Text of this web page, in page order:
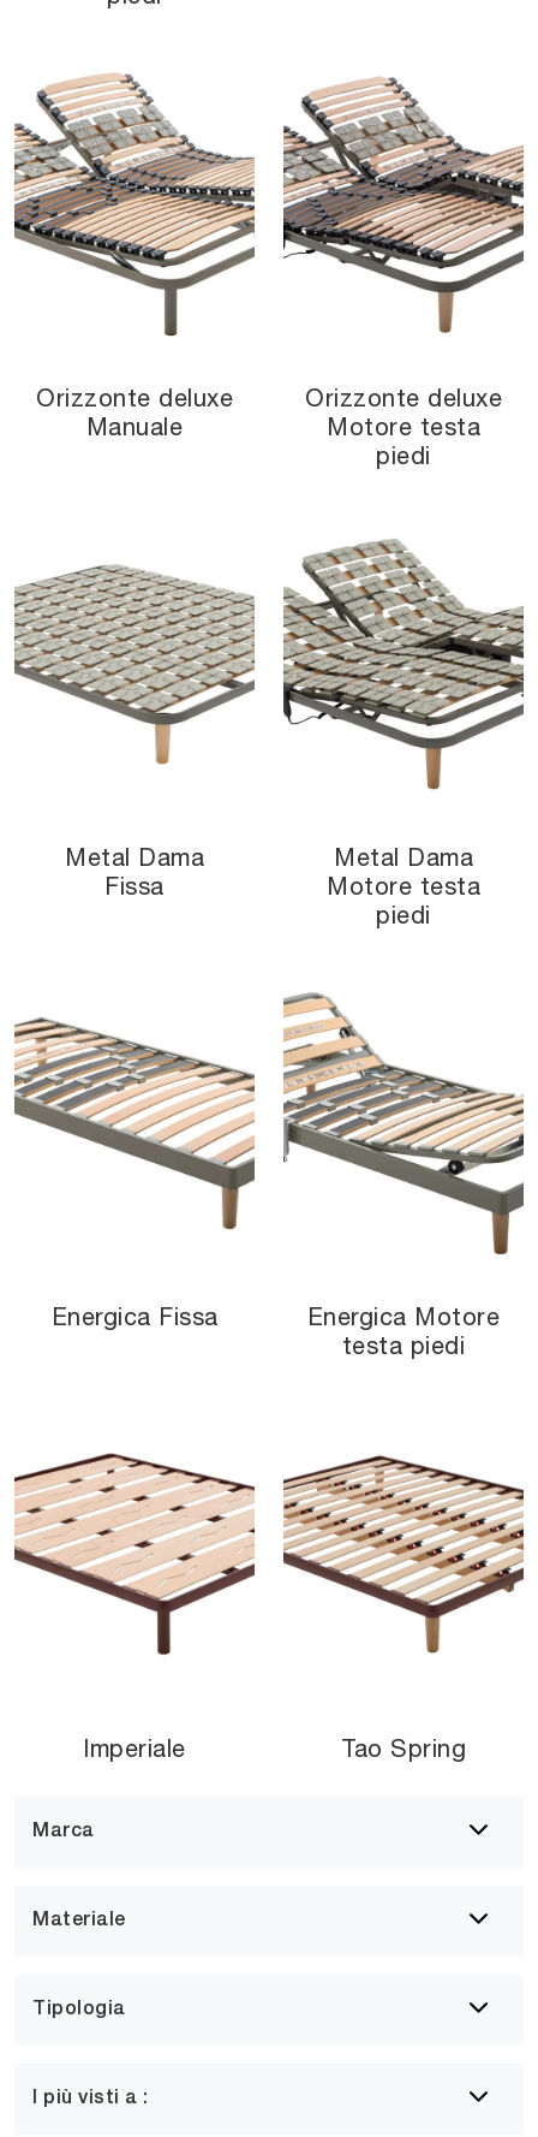
Marca
Materiale
Tipologia
I più visti a :
Orizzonte deluxe
Manuale
Orizzonte deluxe
Motore testa
piedi
Metal Dama
Fissa
Metal Dama
Motore testa
piedi
Energica Fissa
Energica Motore
testa piedi
Imperiale Tao Spring